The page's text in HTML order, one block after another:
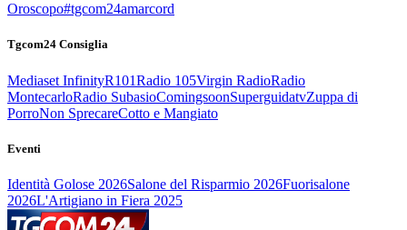
Oroscopo#tgcom24amarcord
Tgcom24 Consiglia
Mediaset InfinityR101Radio 105Virgin RadioRadio
MontecarloRadio SubasioComingsoonSuperguidatvZuppa di
PorroNon SprecareCotto e Mangiato
Eventi
Identità Golose 2026Salone del Risparmio 2026Fuorisalone
2026L'Artigiano in Fiera 2025